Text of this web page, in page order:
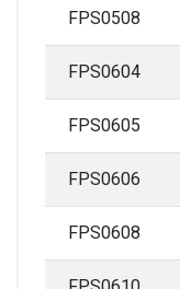
FPS0508
FPS0604
FPS0605
FPS0606
FPS0608